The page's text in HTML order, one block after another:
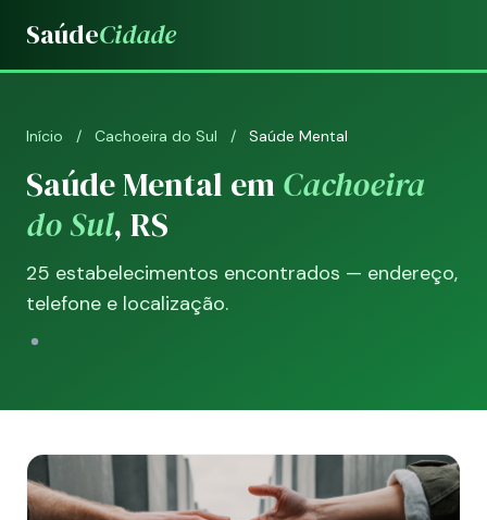
SaúdeCidade
Início / Cachoeira do Sul / Saúde Mental
Saúde Mental emCachoeira
do Sul, RS
25 estabelecimentos encontrados — endereço,
telefone e localização.